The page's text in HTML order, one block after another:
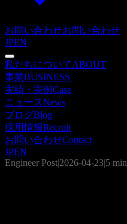
お問い合わせお問い合わせ
JPEN
私たちについてABOUT
事業BUSINESS
実績・実例Case
ニュースNews
ブログBlog
採用情報Recruit
お問い合わせContact
JPEN
Engineer Post|2026-04-23|5 min